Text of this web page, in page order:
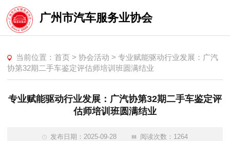
广州市汽车服务业协会
当前位置： 首页 > 协会活动 > 专业赋能驱动行业发展：广汽
协第32期二手车鉴定评估师培训班圆满结业
专业赋能驱动行业发展：广汽协第32期二手车鉴定评
估师培训班圆满结业
发布日期：2025-09-28
阅读次数：1264